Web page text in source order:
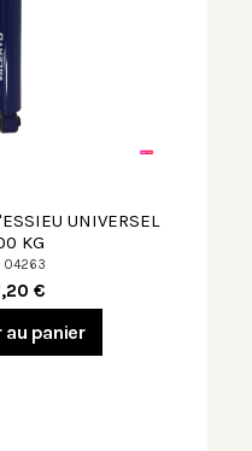
UNIVERSEL
KG
04263
€
panier